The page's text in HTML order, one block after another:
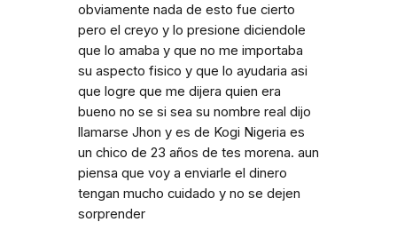
obviamente nada de esto fue cierto
pero el creyo y lo presione diciendole
que lo amaba y que no me importaba
su aspecto fisico y que lo ayudaria asi
que logre que me dijera quien era
bueno no se si sea su nombre real dijo
llamarse Jhon y es de Kogi Nigeria es
un chico de 23 años de tes morena. aun
piensa que voy a enviarle el dinero
tengan mucho cuidado y no se dejen
sorprender